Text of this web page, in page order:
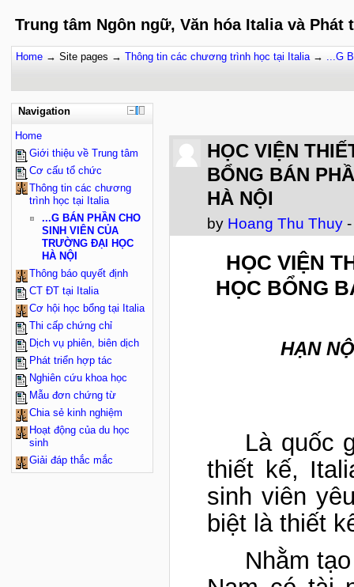
Trung tâm Ngôn ngữ, Văn hóa Italia và
Home → Site pages → Thông tin các chương trình học tại Italia → ...G
HỌC VIỆN
BỔNG BÁN
HÀ NỘI
by Hoang Thu Thuy
HỌC VIỆN
HỌC BỔNG
HẠN
Là quốc
thiết kế,
sinh viên
biệt là thiết
Nhằm
Navigation
Home
Giới thiệu về Trung tâm
Cơ cấu tổ chức
Thông tin các chương
trình học tại Italia
...G BÁN PHẦN CHO
SINH VIÊN CỦA
TRƯỜNG ĐẠI HỌC
HÀ NỘI
Thông báo quyết định
CT ĐT tại Italia
Cơ hội học bổng tại Italia
Thi cấp chứng chỉ
Dịch vụ phiên, biên dịch
Phát triển hợp tác
Nghiên cứu khoa học
Mẫu đơn chứng từ
Chia sẻ kinh nghiệm
Hoạt động của du học
sinh
Giải đáp thắc mắc